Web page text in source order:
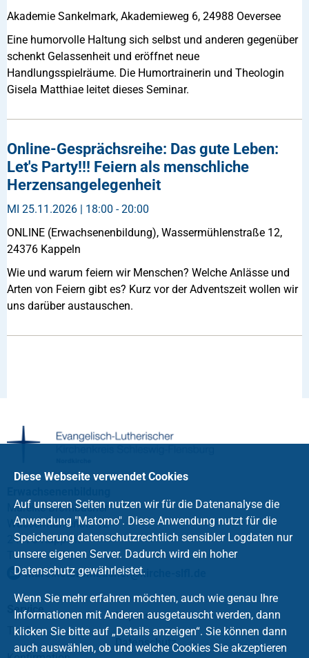
Akademie Sankelmark, Akademieweg 6, 24988 Oeversee
Eine humorvolle Haltung sich selbst und anderen gegenüber
schenkt Gelassenheit und eröffnet neue
Handlungsspielräume. Die Humortrainerin und Theologin
Gisela Matthiae leitet dieses Seminar.
Online-Gesprächsreihe: Das gute Leben:
Let's Party!!! Feiern als menschliche
Herzensangelegenheit
MI 25.11.2026 | 18:00 - 20:00
ONLINE (Erwachsenenbildung), Wassermühlenstraße 12,
24376 Kappeln
Wie und warum feiern wir Menschen? Welche Anlässe und
Arten von Feiern gibt es? Kurz vor der Adventszeit wollen wir
uns darüber austauschen.
Mareike Brombacher
Wassermühlenstr. 12
24376 Kappeln
Tel. +49 4642 9111-17
mareike.brombacher@kirche-slfl
Service
Taufe
Impressum
Datenschutz
Diese Webseite verwendet Cookies
Auf unseren Seiten nutzen wir für die Datenanalyse die
Anwendung "Matomo". Diese Anwendung nutzt für die
Speicherung datenschutzrechtlich sensibler Logdaten nur
unsere eigenen Server. Dadurch wird ein hoher
Datenschutz gewährleistet.
Wenn Sie mehr erfahren möchten, auch wie genau Ihre
Informationen mit Anderen ausgetauscht werden, dann
klicken Sie bitte auf „Details anzeigen“. Sie können dann
auch auswählen, ob und welche Cookies Sie akzeptieren